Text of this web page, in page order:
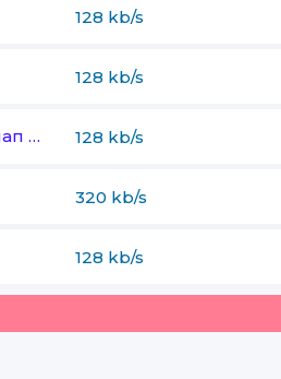
128 kb/s
128 kb/s
128 kb/s
320 kb/s
128 kb/s